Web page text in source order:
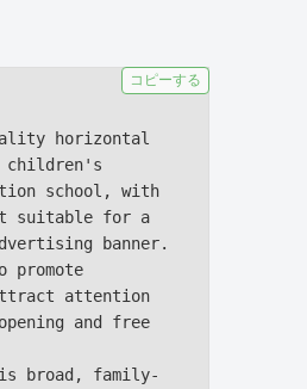
horizontal
children's
school, with
suitable for a
banner.
promote
attention
and free
broad, family-
コピーする